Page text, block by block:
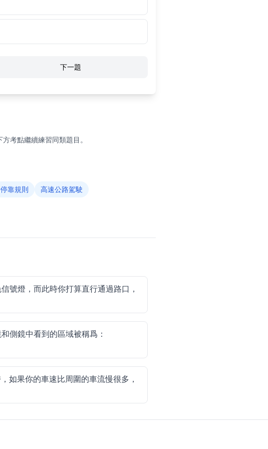
下一題
考點繼續練習同類題目。
靠規則
高速公路駕駛
號燈，而此時你打算直行通過路口，
側鏡中看到的區域被稱爲：
如果你的車速比周圍的車流慢很多，